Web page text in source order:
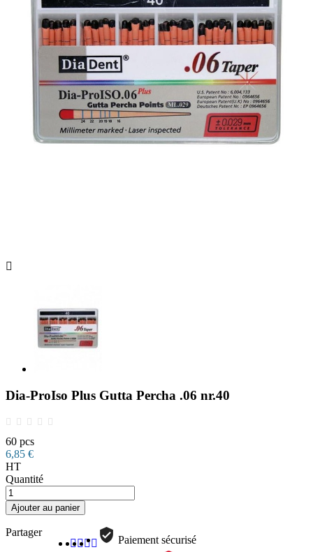

Dia-ProIso Plus Gutta Percha .06 nr.40
60 pcs
6,85 €
HT
Quantité
Ajouter au panier
Partager
Paiement sécurisé